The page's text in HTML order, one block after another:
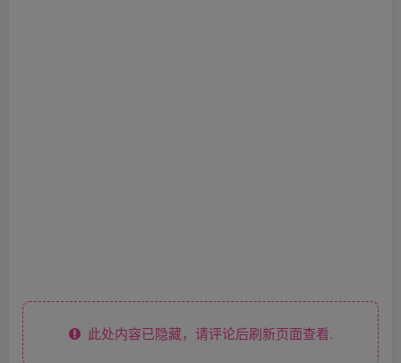
此处内容已隐藏，请评论后刷新页面查看.